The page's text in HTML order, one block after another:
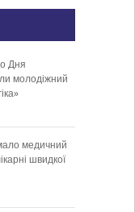
Дня
молодіжний
медичний
швидкої